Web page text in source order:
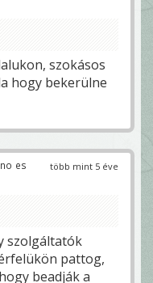
szokásos
hogy bekerülne
több mint 5 éve
es
szolgáltatók
pattog,
beadják a